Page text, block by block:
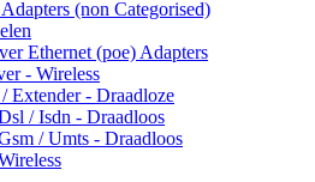
(non Categorised)
Ethernet (poe) Adapters
- Wireless
Extender - Draadloze
/ Isdn - Draadloos
/ Umts - Draadloos